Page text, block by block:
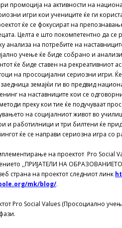
промоција на активности на
игри кои учениците ќе ги
ќе се фокусират на
Целта е што покомпетентно да
анализа на потребите на
учење ќе биде собрано и
ќе биде ставен на
на просоцијални сериозни игри.
заедница земајќи ги во предвид
на наставниците кои се
преку кои тие ќе подучуваат
на социјалниот живот во
работилници и три билтени ќе
ќе се направи сериозна игра со
на проектот Pro
,,ПРИЈАТЕЛИ НА
страна на проектот следниот линк
mk/blog/.
Pro Social Values (Просоциално